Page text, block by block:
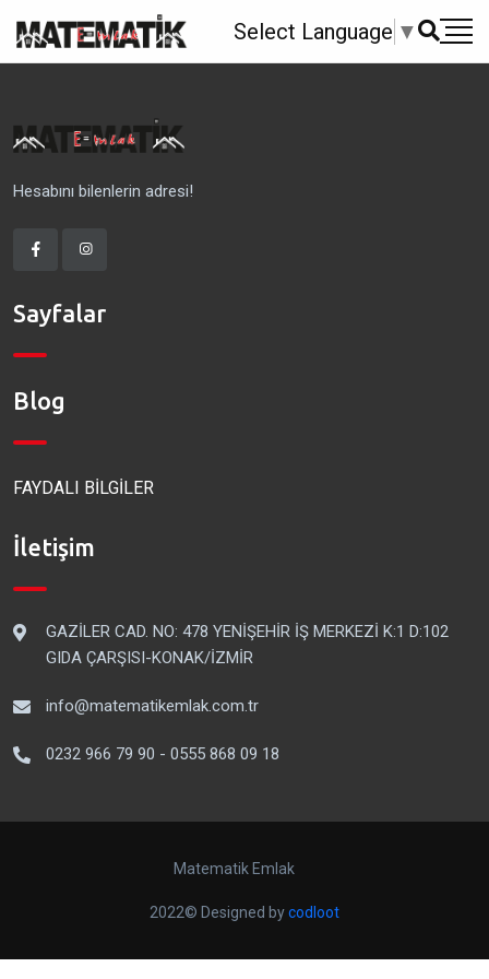
Select Language ▼
Hesabını bilenlerin adresi!
Sayfalar
Blog
FAYDALI BİLGİLER
İletişim
GAZİLER CAD. NO: 478 YENİŞEHİR İŞ MERKEZİ K:1 D:102
GIDA ÇARŞISI-KONAK/İZMİR
info@matematikemlak.com.tr
0232 966 79 90 - 0555 868 09 18
Matematik Emlak
2022© Designed bycodloot